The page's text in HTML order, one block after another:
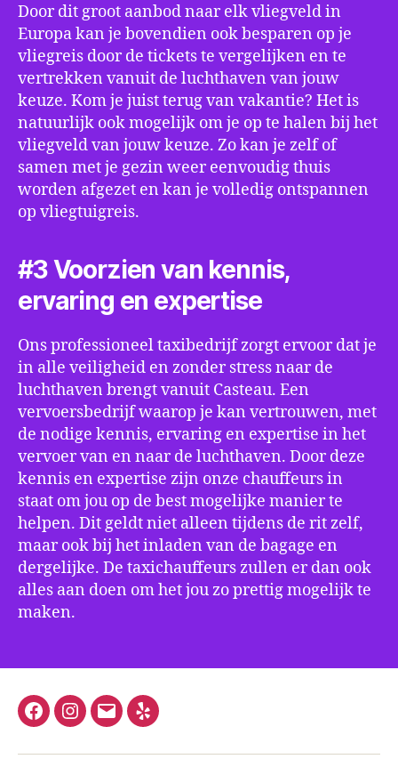
Door dit groot aanbod naar elk vliegveld in
Europa kan je bovendien ook besparen op je
vliegreis door de tickets te vergelijken en te
vertrekken vanuit de luchthaven van jouw
keuze. Kom je juist terug van vakantie? Het is
natuurlijk ook mogelijk om je op te halen bij het
vliegveld van jouw keuze. Zo kan je zelf of
samen met je gezin weer eenvoudig thuis
worden afgezet en kan je volledig ontspannen
op vliegtuigreis.
#3 Voorzien van kennis,
ervaring en expertise
Ons professioneel taxibedrijf zorgt ervoor dat je
in alle veiligheid en zonder stress naar de
luchthaven brengt vanuit Casteau. Een
vervoersbedrijf waarop je kan vertrouwen, met
de nodige kennis, ervaring en expertise in het
vervoer van en naar de luchthaven. Door deze
kennis en expertise zijn onze chauffeurs in
staat om jou op de best mogelijke manier te
helpen. Dit geldt niet alleen tijdens de rit zelf,
maar ook bij het inladen van de bagage en
dergelijke. De taxichauffeurs zullen er dan ook
alles aan doen om het jou zo prettig mogelijk te
maken.
FacebookInstagram
E-
Yelp